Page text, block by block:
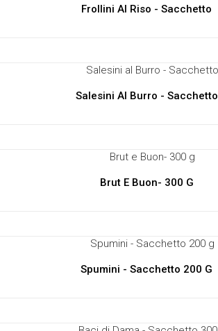
Frollini Al Riso - Sacchetto
Salesini Al Burro - Sacchetto
Brut E Buon- 300 G
Spumini - Sacchetto 200 G